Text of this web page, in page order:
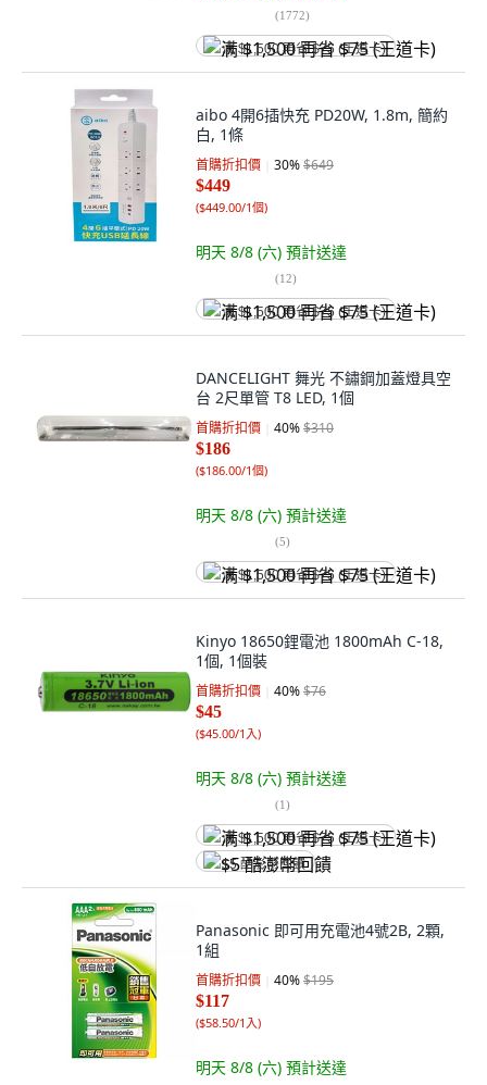
(1772)
满 $1,500 再省 $75 (王道卡)
aibo 4開6插快充 PD20W, 1.8m, 簡約
白, 1條
首購折扣價 30%$649
$449
($449.00/1個)
明天 8/8 (六) 預計送達
(12)
满 $1,500 再省 $75 (王道卡)
DANCELIGHT 舞光 不鏽鋼加蓋燈具空
台 2尺單管 T8 LED, 1個
首購折扣價 40%$310
$186
($186.00/1個)
明天 8/8 (六) 預計送達
(5)
满 $1,500 再省 $75 (王道卡)
Kinyo 18650鋰電池 1800mAh C-18,
1個, 1個裝
首購折扣價 40%$76
$45
($45.00/1入)
明天 8/8 (六) 預計送達
(1)
满 $1,500 再省 $75 (王道卡)
$5 酷澎幣回饋
Panasonic 即可用充電池4號2B, 2顆,
1組
首購折扣價 40%$195
$117
($58.50/1入)
明天 8/8 (六) 預計送達